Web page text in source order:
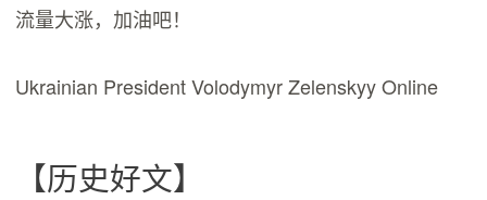
流量大涨，加油吧！
Ukrainian President Volodymyr Zelenskyy Online
【历史好文】